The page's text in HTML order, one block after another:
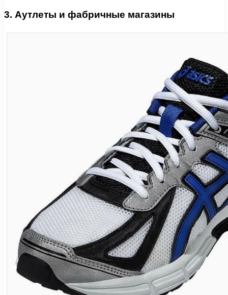
3. Аутлеты и фабричные магазины